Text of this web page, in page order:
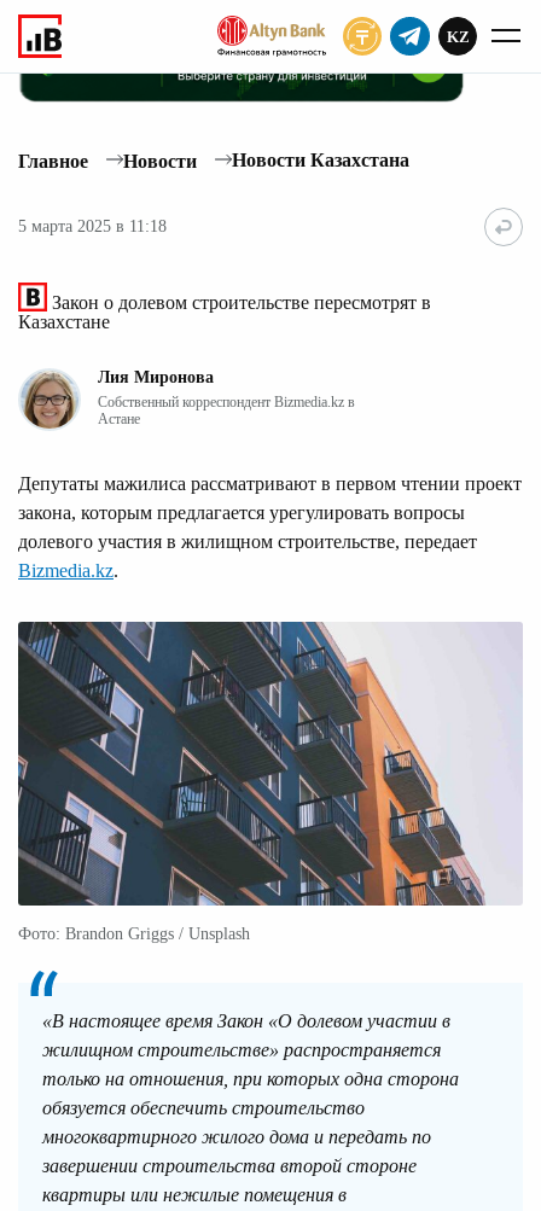
KZ
Главное Новости Новости Казахстана
5 марта 2025 в 11:18
Закон о долевом строительстве пересмотрят в
Казахстане
Лия Миронова
Собственный корреспондент Bizmedia.kz в
Астане
Депутаты мажилиса рассматривают в первом чтении проект
закона, которым предлагается урегулировать вопросы
долевого участия в жилищном строительстве, передает
Bizmedia.kz.
Фото: Brandon Griggs / Unsplash
«В настоящее время Закон «О долевом участии в
жилищном строительстве» распространяется
только на отношения, при которых одна сторона
обязуется обеспечить строительство
многоквартирного жилого дома и передать по
завершении строительства второй стороне
квартиры или нежилые помещения в